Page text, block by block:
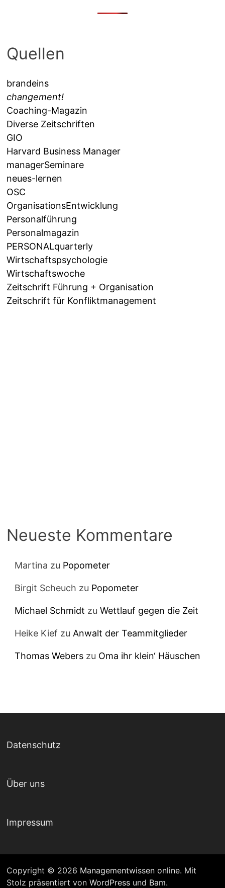
Quellen
brandeins
changement!
Coaching-Magazin
Diverse Zeitschriften
GIO
Harvard Business Manager
managerSeminare
neues-lernen
OSC
OrganisationsEntwicklung
Personalführung
Personalmagazin
PERSONALquarterly
Wirtschaftspsychologie
Wirtschaftswoche
Zeitschrift Führung + Organisation
Zeitschrift für Konfliktmanagement
Neueste Kommentare
Martina zu Popometer
Birgit Scheuch zu Popometer
Michael Schmidt zuWettlauf gegen die Zeit
Heike Kief zu Anwalt der Teammitglieder
Thomas Webers zu Oma ihr klein‘ Häuschen
Datenschutz
Über uns
Impressum
Copyright © 2026 Managementwissen online. Mit
Stolz präsentiert vonWordPress und Bam.